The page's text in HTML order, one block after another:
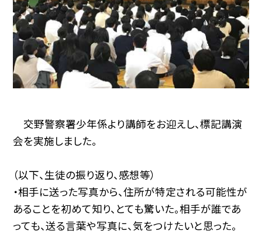
交野警察署少年係より講師をお迎えし、標記講演
会を実施しました。
（以下、生徒の振り返り、感想等）
・相手に送った写真から、住所が特定される可能性が
あることを初めて知り、とても驚いた。相手が誰であ
っても、送る言葉や写真に、気をつけたいと思った。